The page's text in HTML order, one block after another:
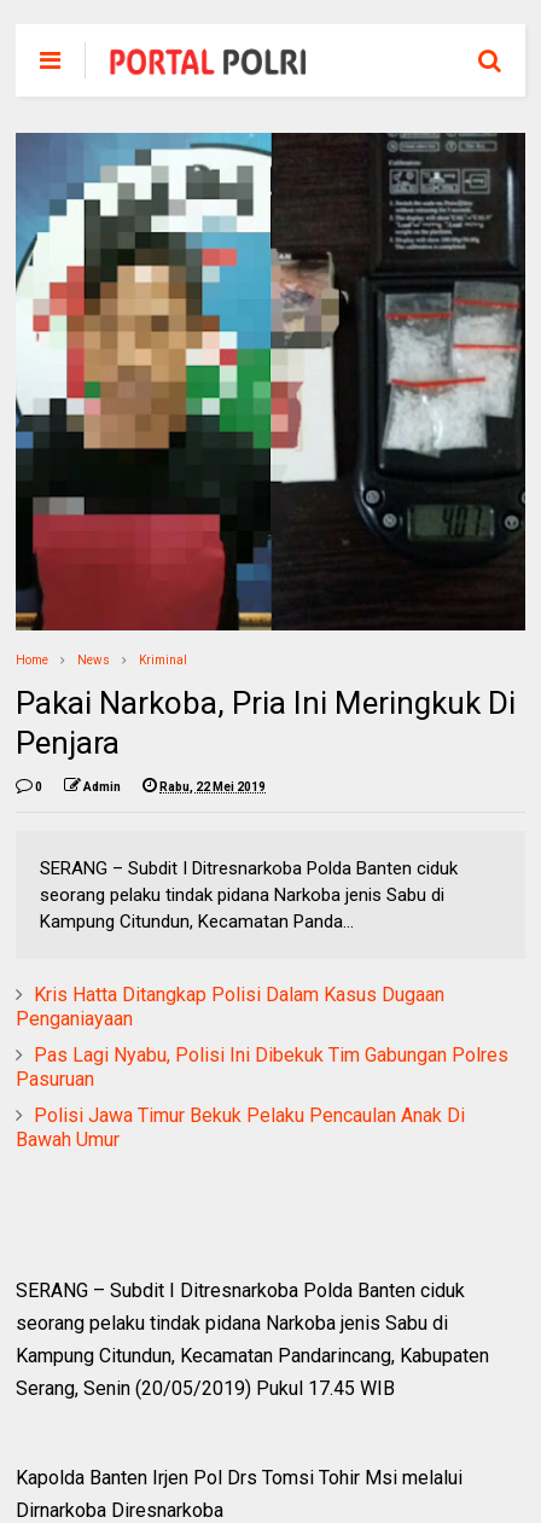
Home News Kriminal
Pakai Narkoba, Pria Ini Meringkuk Di
Penjara
0 Admin Rabu, 22 Mei 2019
SERANG – Subdit I Ditresnarkoba Polda Banten ciduk
seorang pelaku tindak pidana Narkoba jenis Sabu di
Kampung Citundun, Kecamatan Panda...
Kris Hatta Ditangkap Polisi Dalam Kasus Dugaan
Penganiayaan
Pas Lagi Nyabu, Polisi Ini Dibekuk Tim Gabungan Polres
Pasuruan
Polisi Jawa Timur Bekuk Pelaku Pencaulan Anak Di
Bawah Umur
SERANG – Subdit I Ditresnarkoba Polda Banten ciduk
seorang pelaku tindak pidana Narkoba jenis Sabu di
Kampung Citundun, Kecamatan Pandarincang, Kabupaten
Serang, Senin (20/05/2019) Pukul 17.45 WIB
Kapolda Banten Irjen Pol Drs Tomsi Tohir Msi melalui
Dirnarkoba Diresnarkoba